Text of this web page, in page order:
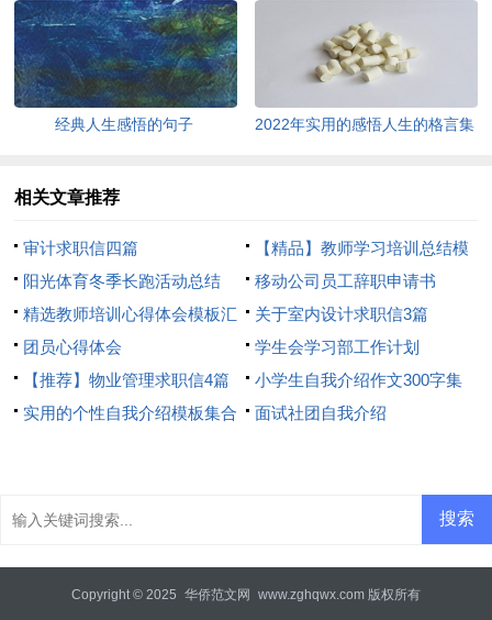
经典人生感悟的句子
2022年实用的感悟人生的格言集
相关文章推荐
审计求职信四篇
【精品】教师学习培训总结模
板8篇
阳光体育冬季长跑活动总结
移动公司员工辞职申请书
精选教师培训心得体会模板汇
总8篇
关于室内设计求职信3篇
团员心得体会
学生会学习部工作计划
【推荐】物业管理求职信4篇
小学生自我介绍作文300字集
合7篇
实用的个性自我介绍模板集合
面试社团自我介绍
Copyright © 2025 华侨范文网 www.zghqwx.com 版权所有